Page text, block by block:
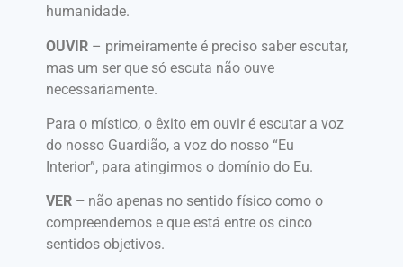
humanidade.
OUVIR – primeiramente é preciso saber escutar,
mas um ser que só escuta não ouve
necessariamente.
Para o místico, o êxito em ouvir é escutar a voz
do nosso Guardião, a voz do nosso “Eu
Interior”, para atingirmos o domínio do Eu.
VER – não apenas no sentido físico como o
compreendemos e que está entre os cinco
sentidos objetivos.